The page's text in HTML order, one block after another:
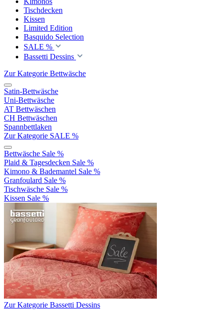
Tischdecken
Kissen
Limited Edition
Basquido Selection
SALE %
Bassetti Dessins
Zur Kategorie Bettwäsche
Satin-Bettwäsche
Uni-Bettwäsche
AT Bettwäschen
CH Bettwäschen
Spannbettlaken
Zur Kategorie SALE %
Bettwäsche Sale %
Plaid & Tagesdecken Sale %
Kimono & Bademantel Sale %
Granfoulard Sale %
Tischwäsche Sale %
Kissen Sale %
Zur Kategorie Bassetti Dessins